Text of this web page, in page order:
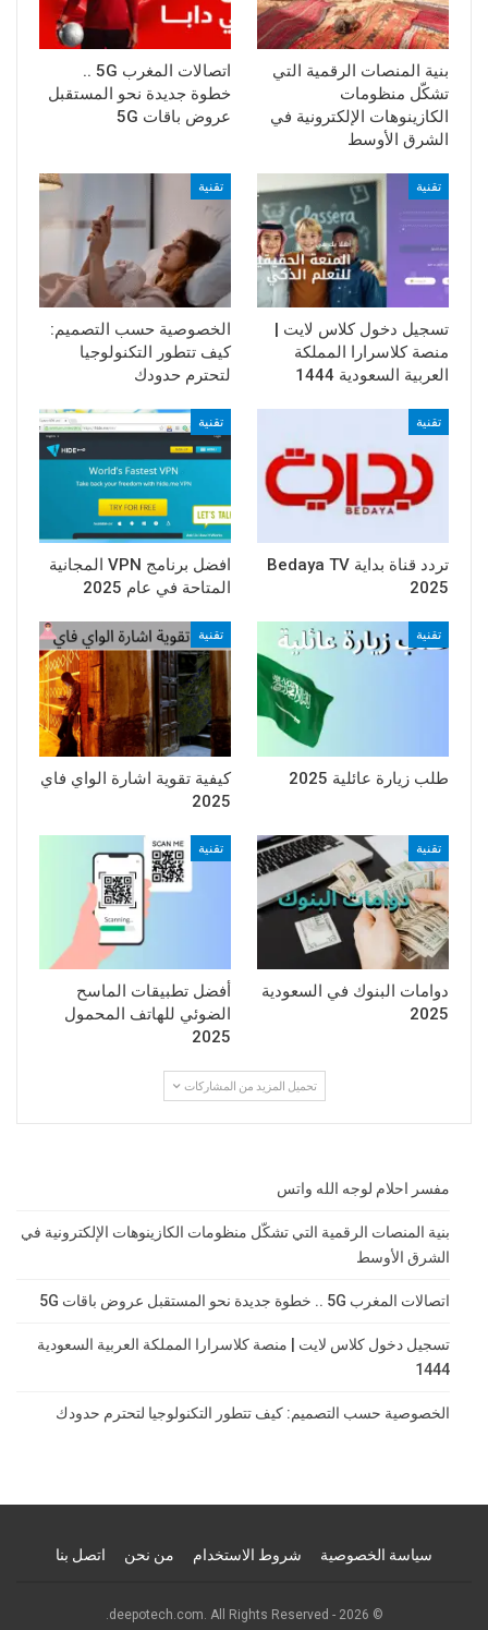
بنية المنصات الرقمية التي
تشكّل منظومات
الكازينوهات الإلكترونية في
الشرق الأوسط
اتصالات المغرب 5G ..
خطوة جديدة نحو المستقبل
عروض باقات 5G
تقنية
تسجيل دخول كلاس لايت |
منصة كلاسرارا المملكة
العربية السعودية 1444
تقنية
الخصوصية حسب التصميم:
كيف تتطور التكنولوجيا
لتحترم حدودك
تقنية
تردد قناة بداية Bedaya TV
2025
تقنية
افضل برنامج VPN المجانية
المتاحة في عام 2025
تقنية
طلب زيارة عائلية 2025
تقنية
كيفية تقوية اشارة الواي فاي
2025
تقنية
دوامات البنوك في السعودية
2025
تقنية
أفضل تطبيقات الماسح
الضوئي للهاتف المحمول
2025
تحميل المزيد من المشاركات
مفسر احلام لوجه الله واتس
بنية المنصات الرقمية التي تشكّل منظومات الكازينوهات الإلكترونية في
الشرق الأوسط
اتصالات المغرب 5G .. خطوة جديدة نحو المستقبل عروض باقات 5G
تسجيل دخول كلاس لايت | منصة كلاسرارا المملكة العربية السعودية
1444
الخصوصية حسب التصميم: كيف تتطور التكنولوجيا لتحترم حدودك
سياسة الخصوصية شروط الاستخدام من نحن اتصل بنا
© 2026 - deepotech.com. All Rights Reserved.